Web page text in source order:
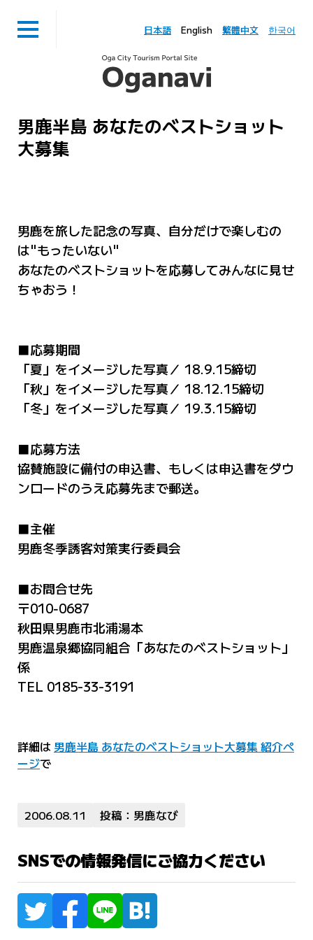
日本語 English 繁體中文 한국어
男鹿半島 あなたのベストショット
大募集
男鹿を旅した記念の写真、自分だけで楽しむの
は"もったいない"
あなたのベストショットを応募してみんなに見せ
ちゃおう！
■応募期間
「夏」をイメージした写真／ 18.9.15締切
「秋」をイメージした写真／ 18.12.15締切
「冬」をイメージした写真／ 19.3.15締切
■応募方法
協賛施設に備付の申込書、もしくは申込書をダウ
ンロードのうえ応募先まで郵送。
■主催
男鹿冬季誘客対策実行委員会
■お問合せ先
〒010‐0687
秋田県男鹿市北浦湯本
男鹿温泉郷協同組合「あなたのベストショット」
係
TEL 0185-33-3191
詳細は 男鹿半島 あなたのベストショット大募集 紹介ペ
ージで
2006.08.11 投稿：男鹿なび
SNSでの情報発信にご協力ください